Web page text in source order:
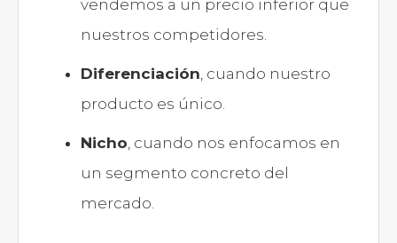
vendemos a un precio inferior que
nuestros competidores.
Diferenciación, cuando nuestro
producto es único.
Nicho, cuando nos enfocamos en
un segmento concreto del
mercado.